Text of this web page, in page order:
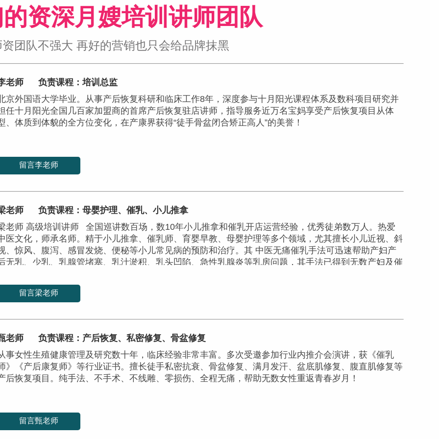
资深月嫂培训讲师团队
团队不强大 再好的营销也只会给品牌抹黑
老师
负责课程：培训总监
京外国语大学毕业。从事产后恢复科研和临床工作8年，深度参与十月阳光课程体系及数科项目研究并
任十月阳光全国几百家加盟商的首席产后恢复驻店讲师，指导服务近万名宝妈享受产后恢复项目从体
、体质到体貌的全方位变化，在产康界获得“徒手骨盆闭合矫正高人”的美誉！
留言李老师
老师
负责课程：母婴护理、催乳、小儿推拿
老师 高级培训讲师 全国巡讲数百场，数10年小儿推拿和催乳开店运营经验，优秀徒弟数万人。热爱
医文化，师承名师。精于小儿推拿、催乳师、育婴早教、母婴护理等多个领域，尤其擅长小儿近视、斜
、惊风、腹泻、感冒发烧、便秘等小儿常见病的预防和治疗。其 中医无痛催乳手法可迅速帮助产妇产
无乳、少乳、乳腺管堵塞、乳汁淤积、乳头凹陷、急性乳腺炎等乳房问题，其手法已得到无数产妇及催
留言梁老师
老师
负责课程：产后恢复、私密修复、骨盆修复
事女性生殖健康管理及研究数十年，临床经验非常丰富。多次受邀参加行业内推介会演讲，获《催乳
》《产后康复师》等行业证书。擅长徒手私密抗衰、骨盆修复、满月发汗、盆底肌修复、腹直肌修复等
后恢复项目。纯手法、不手术、不线雕、零损伤、全程无痛，帮助无数女性重返青春岁月！
留言甄老师